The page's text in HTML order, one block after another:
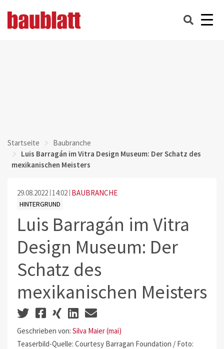
Startseite
Baubranche
Luis Barragán im Vitra Design Museum: Der Schatz des
mexikanischen Meisters
29.08.2022 14:02 BAUBRANCHE
HINTERGRUND
Luis Barragán im Vitra
Design Museum: Der
Schatz des
mexikanischen Meisters
Geschrieben von: Silva Maier (mai)
Teaserbild-Quelle: Courtesy Barragan Foundation / Foto: